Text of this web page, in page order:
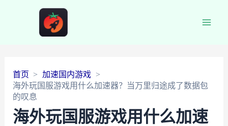
首页
加速国内游戏
海外玩国服游戏用什么加速器？当万里归途成了数据包
的叹息
海外玩国服游戏用什么加速